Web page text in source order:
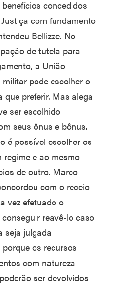
concedidos
com fundamento
Bellizze. No
de tutela para
a União
militar pode escolher o
que preferir. Mas alega
ser escolhido
seus ônus e bônus.
é possível escolher os
regime e ao mesmo
de outro. Marco
com o receio
vez efetuado o
reavê-lo caso
seja julgada
os recursos
com natureza
ser devolvidos